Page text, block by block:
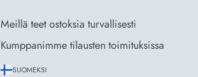
Meillä teet ostoksia turvallisesti
Kumppanimme tilausten toimituksissa
SUOMEKSI